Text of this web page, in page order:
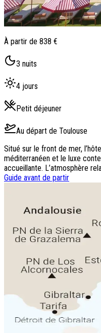
À partir de 838 €
3 nuits
4 jours
Petit déjeuner
Au départ de Toulouse
Situé sur le front de mer,
méditerranéen et le luxe
accueillante. L’atmosphère
Guide avant de partir